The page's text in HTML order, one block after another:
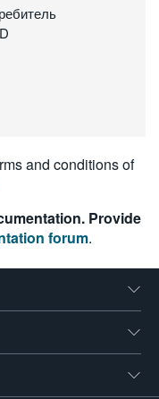
and conditions of
Provide
forum.